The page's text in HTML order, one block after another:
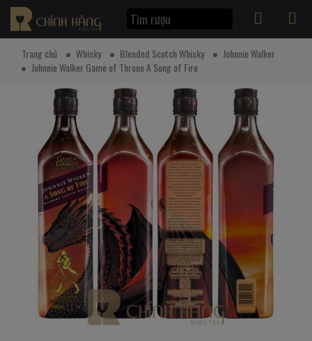
Trang chủ Whisky Blended Scotch Whisky
Johnnie Walker
Johnnie Walker Game of Throne A Song of Fire